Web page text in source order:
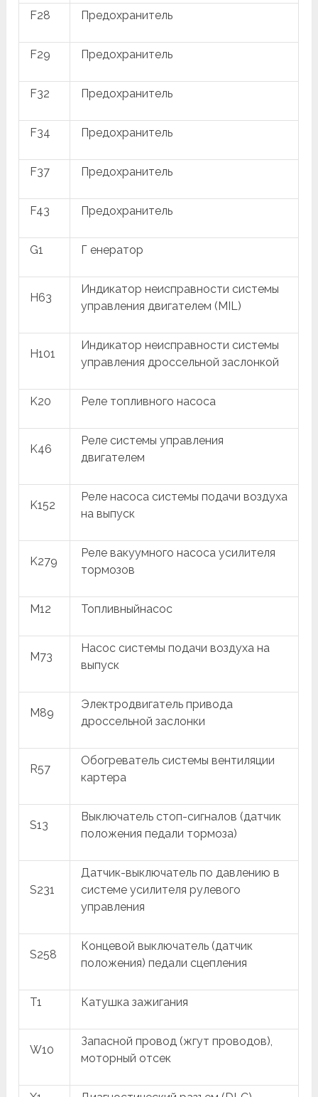
F28 Предохранитель
F29 Предохранитель
F32 Предохранитель
F34 Предохранитель
F37 Предохранитель
F43 Предохранитель
G1 Г енератор
H63
Индикатор неисправности системы
управления двигателем (MIL)
H101
Индикатор неисправности системы
управления дроссельной заслонкой
K20 Реле топливного насоса
K46
Реле системы управления
двигателем
K152
Реле насоса системы подачи воздуха
на выпуск
K279
Реле вакуумного насоса усилителя
тормозов
M12 Топливныйнасос
M73
Насос системы подачи воздуха на
выпуск
M89
Электродвигатель привода
дроссельной заслонки
R57
Обогреватель системы вентиляции
картера
S13
Выключатель стоп-сигналов (датчик
положения педали тормоза)
S231
Датчик-выключатель по давлению в
системе усилителя рулевого
управления
S258
Концевой выключатель (датчик
положения) педали сцепления
T1 Катушка зажигания
W10
Запасной провод (жгут проводов),
моторный отсек